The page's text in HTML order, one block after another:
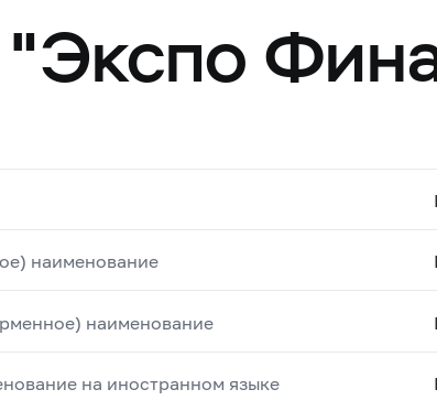
"Экспо
наименование
наименование
на иностранном языке